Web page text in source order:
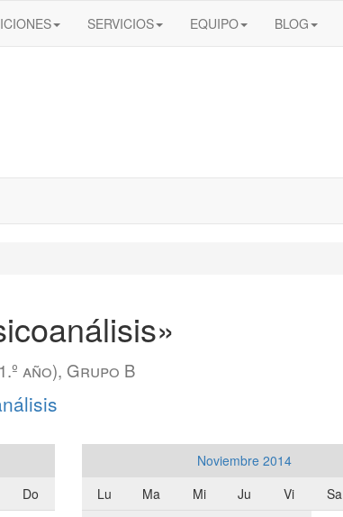
SERVICIOS EQUIPO BLOG
año), Grupo B
Do
Noviembre 2014
Lu
Ma Mi Ju Vi Sa